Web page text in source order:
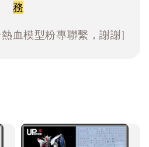
務
血模型粉專聯繫，謝謝]